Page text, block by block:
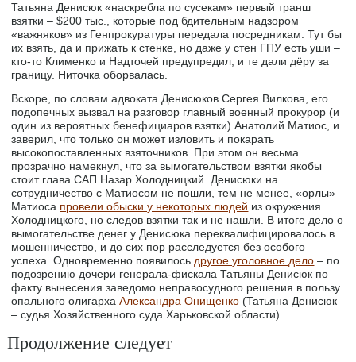
Татьяна Денисюк «наскребла по сусекам» первый транш
взятки – $200 тыс., которые под бдительным надзором
«важняков» из Генпрокуратуры передала посредникам. Тут бы
их взять, да и прижать к стенке, но даже у стен ГПУ есть уши –
кто-то Клименко и Надточей предупредил, и те дали дёру за
границу. Ниточка оборвалась.
Вскоре, по словам адвоката Денисюков Сергея Вилкова, его
подопечных вызвал на разговор главный военный прокурор (и
один из вероятных бенефициаров взятки) Анатолий Матиос, и
заверил, что только он может изловить и покарать
высокопоставленных взяточников. При этом он весьма
прозрачно намекнул, что за вымогательством взятки якобы
стоит глава САП Назар Холодницкий. Денисюки на
сотрудничество с Матиосом не пошли, тем не менее, «орлы»
Матиоса провели обыски у некоторых людей из окружения
Холодницкого, но следов взятки так и не нашли. В итоге дело о
вымогательстве денег у Денисюка переквалифицировалось в
мошенничество, и до сих пор расследуется без особого
успеха. Одновременно появилось другое уголовное дело – по
подозрению дочери генерала-фискала Татьяны Денисюк по
факту вынесения заведомо неправосудного решения в пользу
опального олигархаАлександра Онищенко (Татьяна Денисюк
– судья Хозяйственного суда Харьковской области).
Продолжение следует